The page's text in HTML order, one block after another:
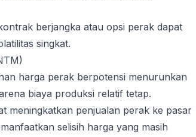
berjangka atau opsi perak dapat
singkat.
harga perak berpotensi menurunkan
biaya produksi relatif tetap.
meningkatkan penjualan perak ke pasar
selisih harga yang masih